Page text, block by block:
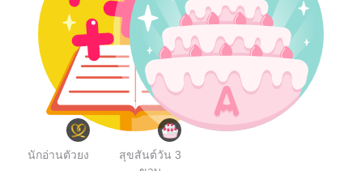
นักอ่านตัวยง
สุขสันต์วัน 3